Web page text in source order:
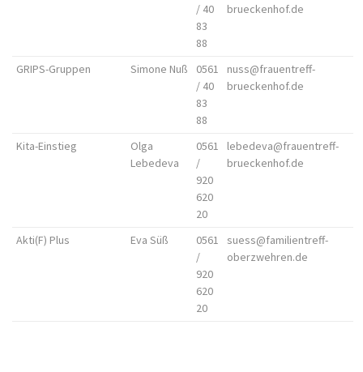
/ 40
83
88
brueckenhof.de
GRIPS-Gruppen Simone Nuß
0561
/ 40
83
88
nuss@frauentreff-
brueckenhof.de
Kita-Einstieg
Olga
Lebedeva
0561
/
920
620
20
lebedeva@frauentreff-
brueckenhof.de
Akti(F) Plus Eva Süß
0561
/
920
620
20
suess@familientreff-
oberzwehren.de